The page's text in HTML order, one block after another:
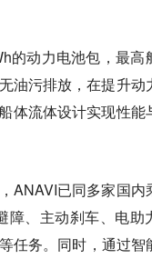
的动力电池包，最高
油污排放，在提升动
体流体设计实现性能
ANAVI已同多家国内
障、主动刹车、电助
任务。同时，通过智